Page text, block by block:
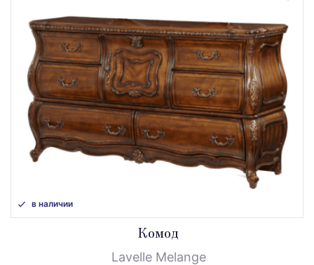
в наличии
Комод
Lavelle Melange